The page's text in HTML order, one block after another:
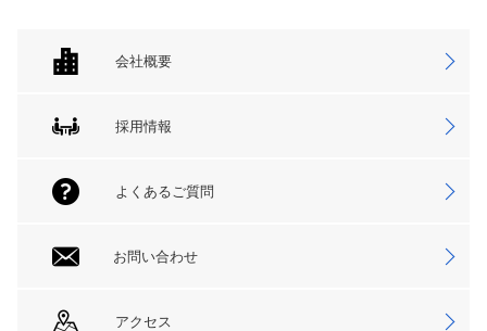
会社概要
採用情報
よくあるご質問
お問い合わせ
アクセス